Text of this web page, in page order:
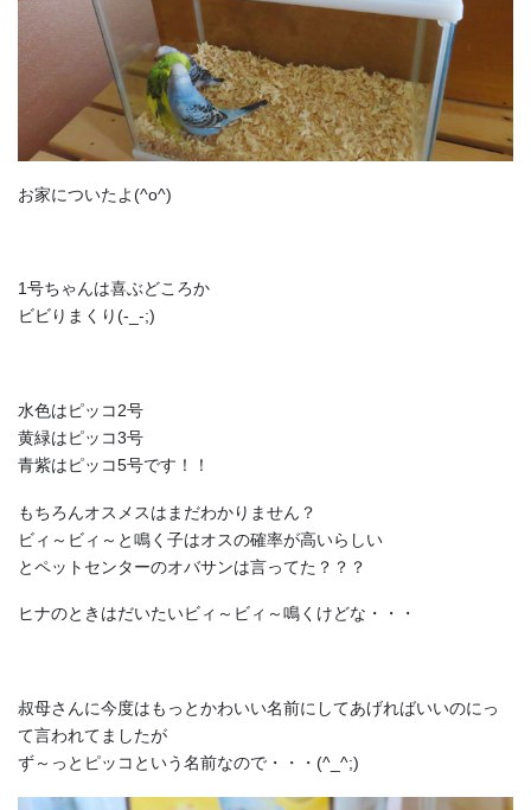
お家についたよ(^o^)
1号ちゃんは喜ぶどころか
ビビりまくり(-_-;)
水色はピッコ2号
黄緑はピッコ3号
青紫はピッコ5号です！！
もちろんオスメスはまだわかりません？
ビィ～ビィ～と鳴く子はオスの確率が高いらしい
とペットセンターのオバサンは言ってた？？？
ヒナのときはだいたいビィ～ビィ～鳴くけどな・・・
叔母さんに今度はもっとかわいい名前にしてあげればいいのにっ
て言われてましたが
ず～っとピッコという名前なので・・・(^_^;)